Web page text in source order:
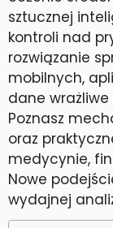
sztucznej
kontroli nad
rozwiązanie
mobilnych,
dane
Poznasz
oraz
medycynie,
Nowe
wydajnej